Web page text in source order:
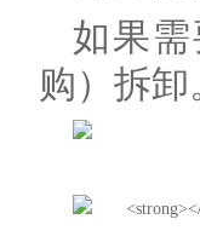
如果
购）拆卸